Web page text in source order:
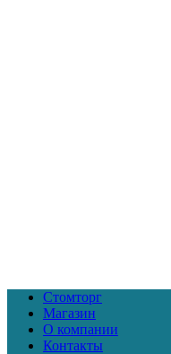
Стомторг
Магазин
О компании
Контакты